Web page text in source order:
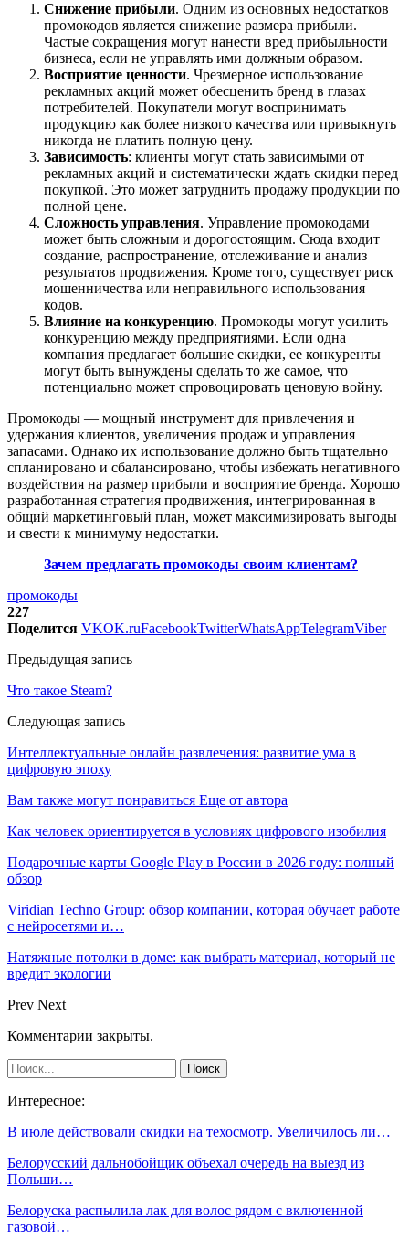
Снижение прибыли. Одним из основных недостатков
промокодов является снижение размера прибыли.
Частые сокращения могут нанести вред прибыльности
бизнеса, если не управлять ими должным образом.
Восприятие ценности. Чрезмерное использование
рекламных акций может обесценить бренд в глазах
потребителей. Покупатели могут воспринимать
продукцию как более низкого качества или привыкнуть
никогда не платить полную цену.
Зависимость: клиенты могут стать зависимыми от
рекламных акций и систематически ждать скидки перед
покупкой. Это может затруднить продажу продукции по
полной цене.
Сложность управления. Управление промокодами
может быть сложным и дорогостоящим. Сюда входит
создание, распространение, отслеживание и анализ
результатов продвижения. Кроме того, существует риск
мошенничества или неправильного использования
кодов.
Влияние на конкуренцию. Промокоды могут усилить
конкуренцию между предприятиями. Если одна
компания предлагает большие скидки, ее конкуренты
могут быть вынуждены сделать то же самое, что
потенциально может спровоцировать ценовую войну.
Промокоды — мощный инструмент для привлечения и
удержания клиентов, увеличения продаж и управления
запасами. Однако их использование должно быть тщательно
спланировано и сбалансировано, чтобы избежать негативного
воздействия на размер прибыли и восприятие бренда. Хорошо
разработанная стратегия продвижения, интегрированная в
общий маркетинговый план, может максимизировать выгоды
и свести к минимуму недостатки.
Зачем предлагать промокоды своим клиентам?
промокоды
227
Поделится VKOK.ruFacebookTwitterWhatsAppTelegramViber
Предыдущая запись
Что такое Steam?
Следующая запись
Интеллектуальные онлайн развлечения: развитие ума в
цифровую эпоху
Вам также могут понравиться Еще от автора
Как человек ориентируется в условиях цифрового изобилия
Подарочные карты Google Play в России в 2026 году: полный
обзор
Viridian Techno Group: обзор компании, которая обучает работе
с нейросетями и…
Натяжные потолки в доме: как выбрать материал, который не
вредит экологии
Prev Next
Комментарии закрыты.
Интересное:
В июле действовали скидки на техосмотр. Увеличилось ли…
Белорусский дальнобойщик объехал очередь на выезд из
Польши…
Белоруска распылила лак для волос рядом с включенной
газовой…